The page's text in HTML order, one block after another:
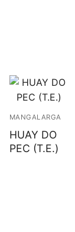
MANGALARGA
HUAY DO
PEC (T.E.)